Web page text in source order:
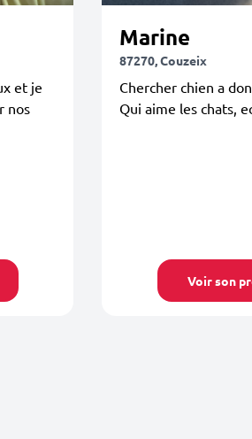
et je
nos
Marine
87270, Couzeix
Chercher chien a
Qui aime les chats,
Voir son